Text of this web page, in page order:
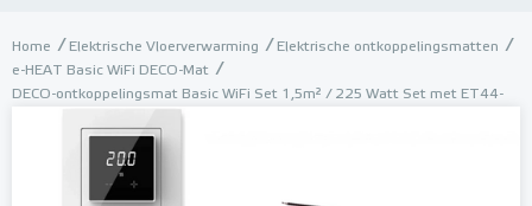
Home Elektrische Vloerverwarming
Elektrische ontkoppelingsmatten
e-HEAT Basic WiFi DECO-Mat
DECO-ontkoppelingsmat Basic WiFi Set 1,5m² / 225 Watt Set met ET44-
thermostaat | Wit (inbouw)